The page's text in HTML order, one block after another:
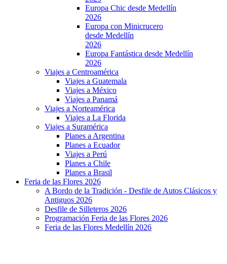
Europa Chic desde Medellín
2026
Europa con Minicrucero
desde Medellín
2026
Europa Fantástica desde Medellín
2026
Viajes a Centroamérica
Viajes a Guatemala
Viajes a México
Viajes a Panamá
Viajes a Norteamérica
Viajes a La Florida
Viajes a Suramérica
Planes a Argentina
Planes a Ecuador
Viajes a Perú
Planes a Chile
Planes a Brasil
Feria de las Flores 2026
A Bordo de la Tradición - Desfile de Autos Clásicos y
Antiguos 2026
Desfile de Silleteros 2026
Programación Feria de las Flores 2026
Feria de las Flores Medellín 2026